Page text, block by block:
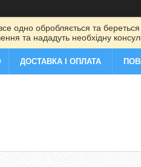
одно обробляється та
та нададуть необхідну
ДОСТАВКА І ОПЛАТА